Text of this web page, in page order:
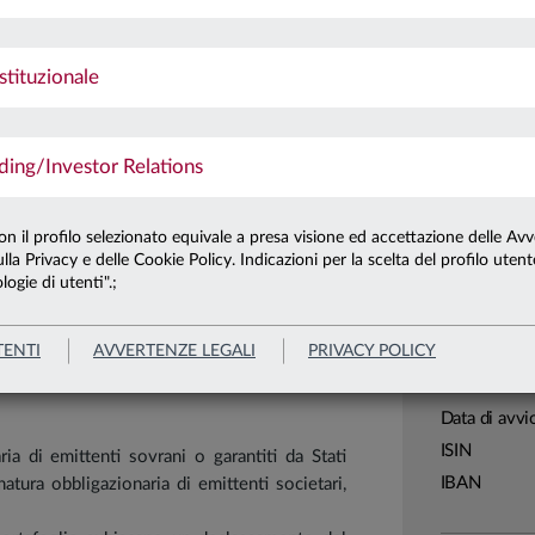
Investor Relations
il profilo selezionato equivale a presa visione ed accettazione delle
Privacy e delle Cookie Policy. Indicazioni per la scelta del profilo
di utenti".;
AVVERTENZE LEGALI PRIVACY POLICY
Linea
Sistema
Categoria
Data di
ISIN
IBAN
del capitale investito scegliendo titoli
rivalutazione del capitale.
di emittenti sovrani o garantiti da Stati
obbligazionaria di emittenti societari,